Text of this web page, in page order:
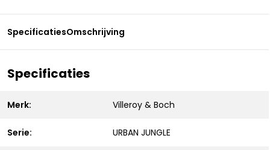
SpecificatiesOmschrijving
Specificaties
Merk: Villeroy & Boch
Serie: URBAN JUNGLE